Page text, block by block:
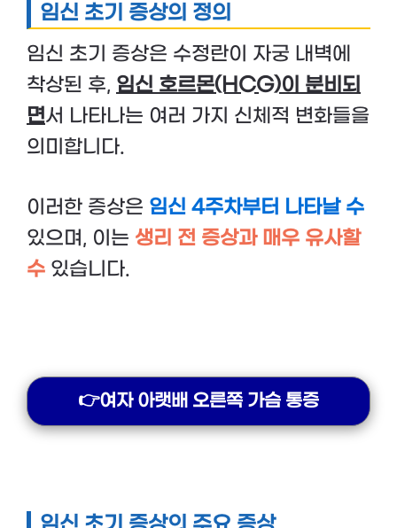
임신 초기 증상의 정의
임신 초기 증상은 수정란이 자궁 내벽에
착상된 후, 임신 호르몬(HCG)이 분비되
면서 나타나는 여러 가지 신체적 변화들을
의미합니다.
이러한 증상은 임신 4주차부터 나타날 수
있으며, 이는 생리 전 증상과 매우 유사할
수 있습니다.
👉여자 아랫배 오른쪽 가슴 통증